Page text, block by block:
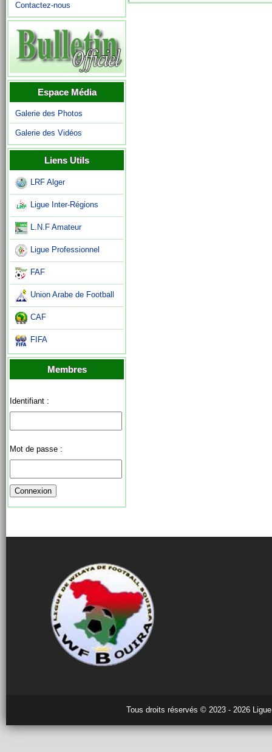
Contactez-nous
Espace Média
Galerie des Photos
Galerie des Vidéos
Liens Utils
LRF Alger
Ligue Inter-Régions
L.N.F Amateur
Ligue Professionnel
FAF
Union Arabe de Football
CAF
FIFA
Membres
Identifiant :
Mot de passe :
Tous droits réservés © 2023 - 2026